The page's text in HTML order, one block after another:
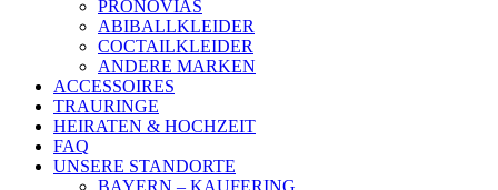
PRONOVIAS
ABIBALLKLEIDER
COCTAILKLEIDER
ANDERE MARKEN
ACCESSOIRES
TRAURINGE
HEIRATEN & HOCHZEIT
FAQ
UNSERE STANDORTE
BAYERN – KAUFERING